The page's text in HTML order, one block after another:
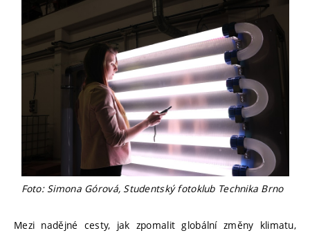
Foto: Simona Górová, Studentský fotoklub Technika Brno
Mezi nadějné cesty, jak zpomalit globální změny klimatu,